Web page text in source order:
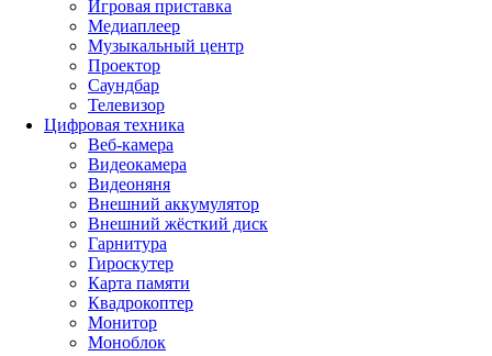
Игровая приставка
Медиаплеер
Музыкальный центр
Проектор
Саундбар
Телевизор
Цифровая техника
Веб-камера
Видеокамера
Видеоняня
Внешний аккумулятор
Внешний жёсткий диск
Гарнитура
Гироскутер
Карта памяти
Квадрокоптер
Монитор
Моноблок